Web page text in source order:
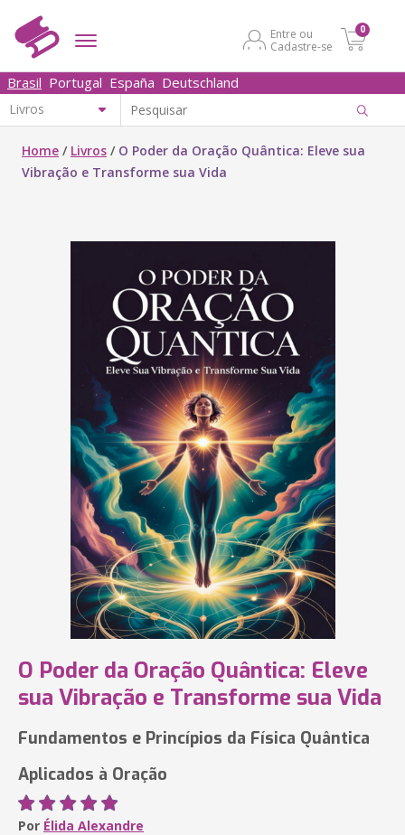
Entre ou
Cadastre-se
0
Brasil Portugal España Deutschland
Home / Livros / O Poder da Oração Quântica: Eleve sua
Vibração e Transforme sua Vida
O Poder da Oração Quântica: Eleve
sua Vibração e Transforme sua Vida
Fundamentos e Princípios da Física Quântica
Aplicados à Oração
Por Élida Alexandre